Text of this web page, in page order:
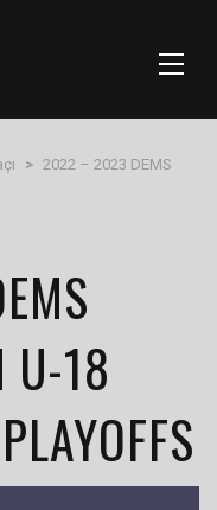
> 2022 – 2023 DEMS
U-18